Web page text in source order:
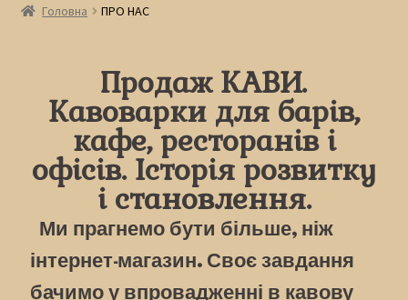
ДОСТАВКА
ОБМІН ТА ПОВЕРНЕННЯ
ГАРАНТІЯ
Головна ПРО НАС
Продаж КАВИ.
Кавоварки для барів,
кафе, ресторанів і
офісів. Історія розвитку
і становлення.
Ми прагнемо бути більше, ніж
інтернет-магазин. Своє завдання
бачимо у впровадженні в кавову